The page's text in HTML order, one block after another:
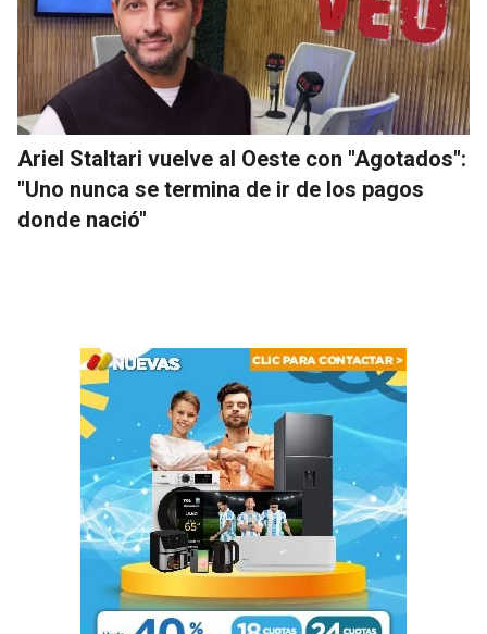
Ariel Staltari vuelve al Oeste con "Agotados":
"Uno nunca se termina de ir de los pagos
donde nació"